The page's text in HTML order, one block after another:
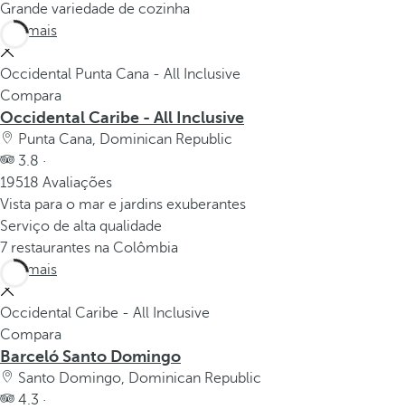
Grande variedade de cozinha
Ver mais
Occidental Punta Cana - All Inclusive
Compara
Occidental Caribe - All Inclusive
Punta Cana, Dominican Republic
3.8 ·
19518 Avaliações
Vista para o mar e jardins exuberantes
Serviço de alta qualidade
7 restaurantes na Colômbia
Ver mais
Occidental Caribe - All Inclusive
Compara
Barceló Santo Domingo
Santo Domingo, Dominican Republic
4.3 ·